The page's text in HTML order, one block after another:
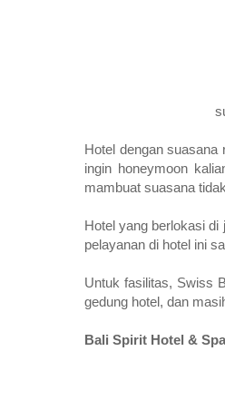
Hotel dengan
ingin honeymoon
mambuat suasana
Hotel yang berlokasi di
pelayanan di hotel ini
Untuk fasilitas, Swiss
gedung hotel, dan
Bali Spirit Hotel & Spa